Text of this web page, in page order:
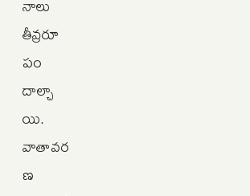
తీవ్రరూ
పం
దాల్చా
యి.
వాతావర
ణ